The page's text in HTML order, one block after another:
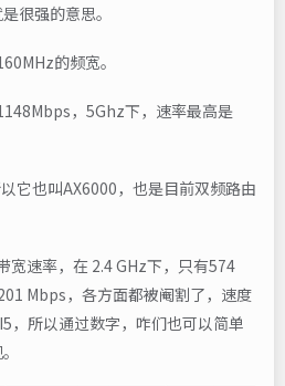
很强的意思。
的频宽。
，5Ghz下，速率最高是
它也叫AX6000，也是目前双频路由
宽速率，在 2.4 GHz下，只有574
Mbps，各方面都被阉割了，速度
，所以通过数字，咋们也可以简单